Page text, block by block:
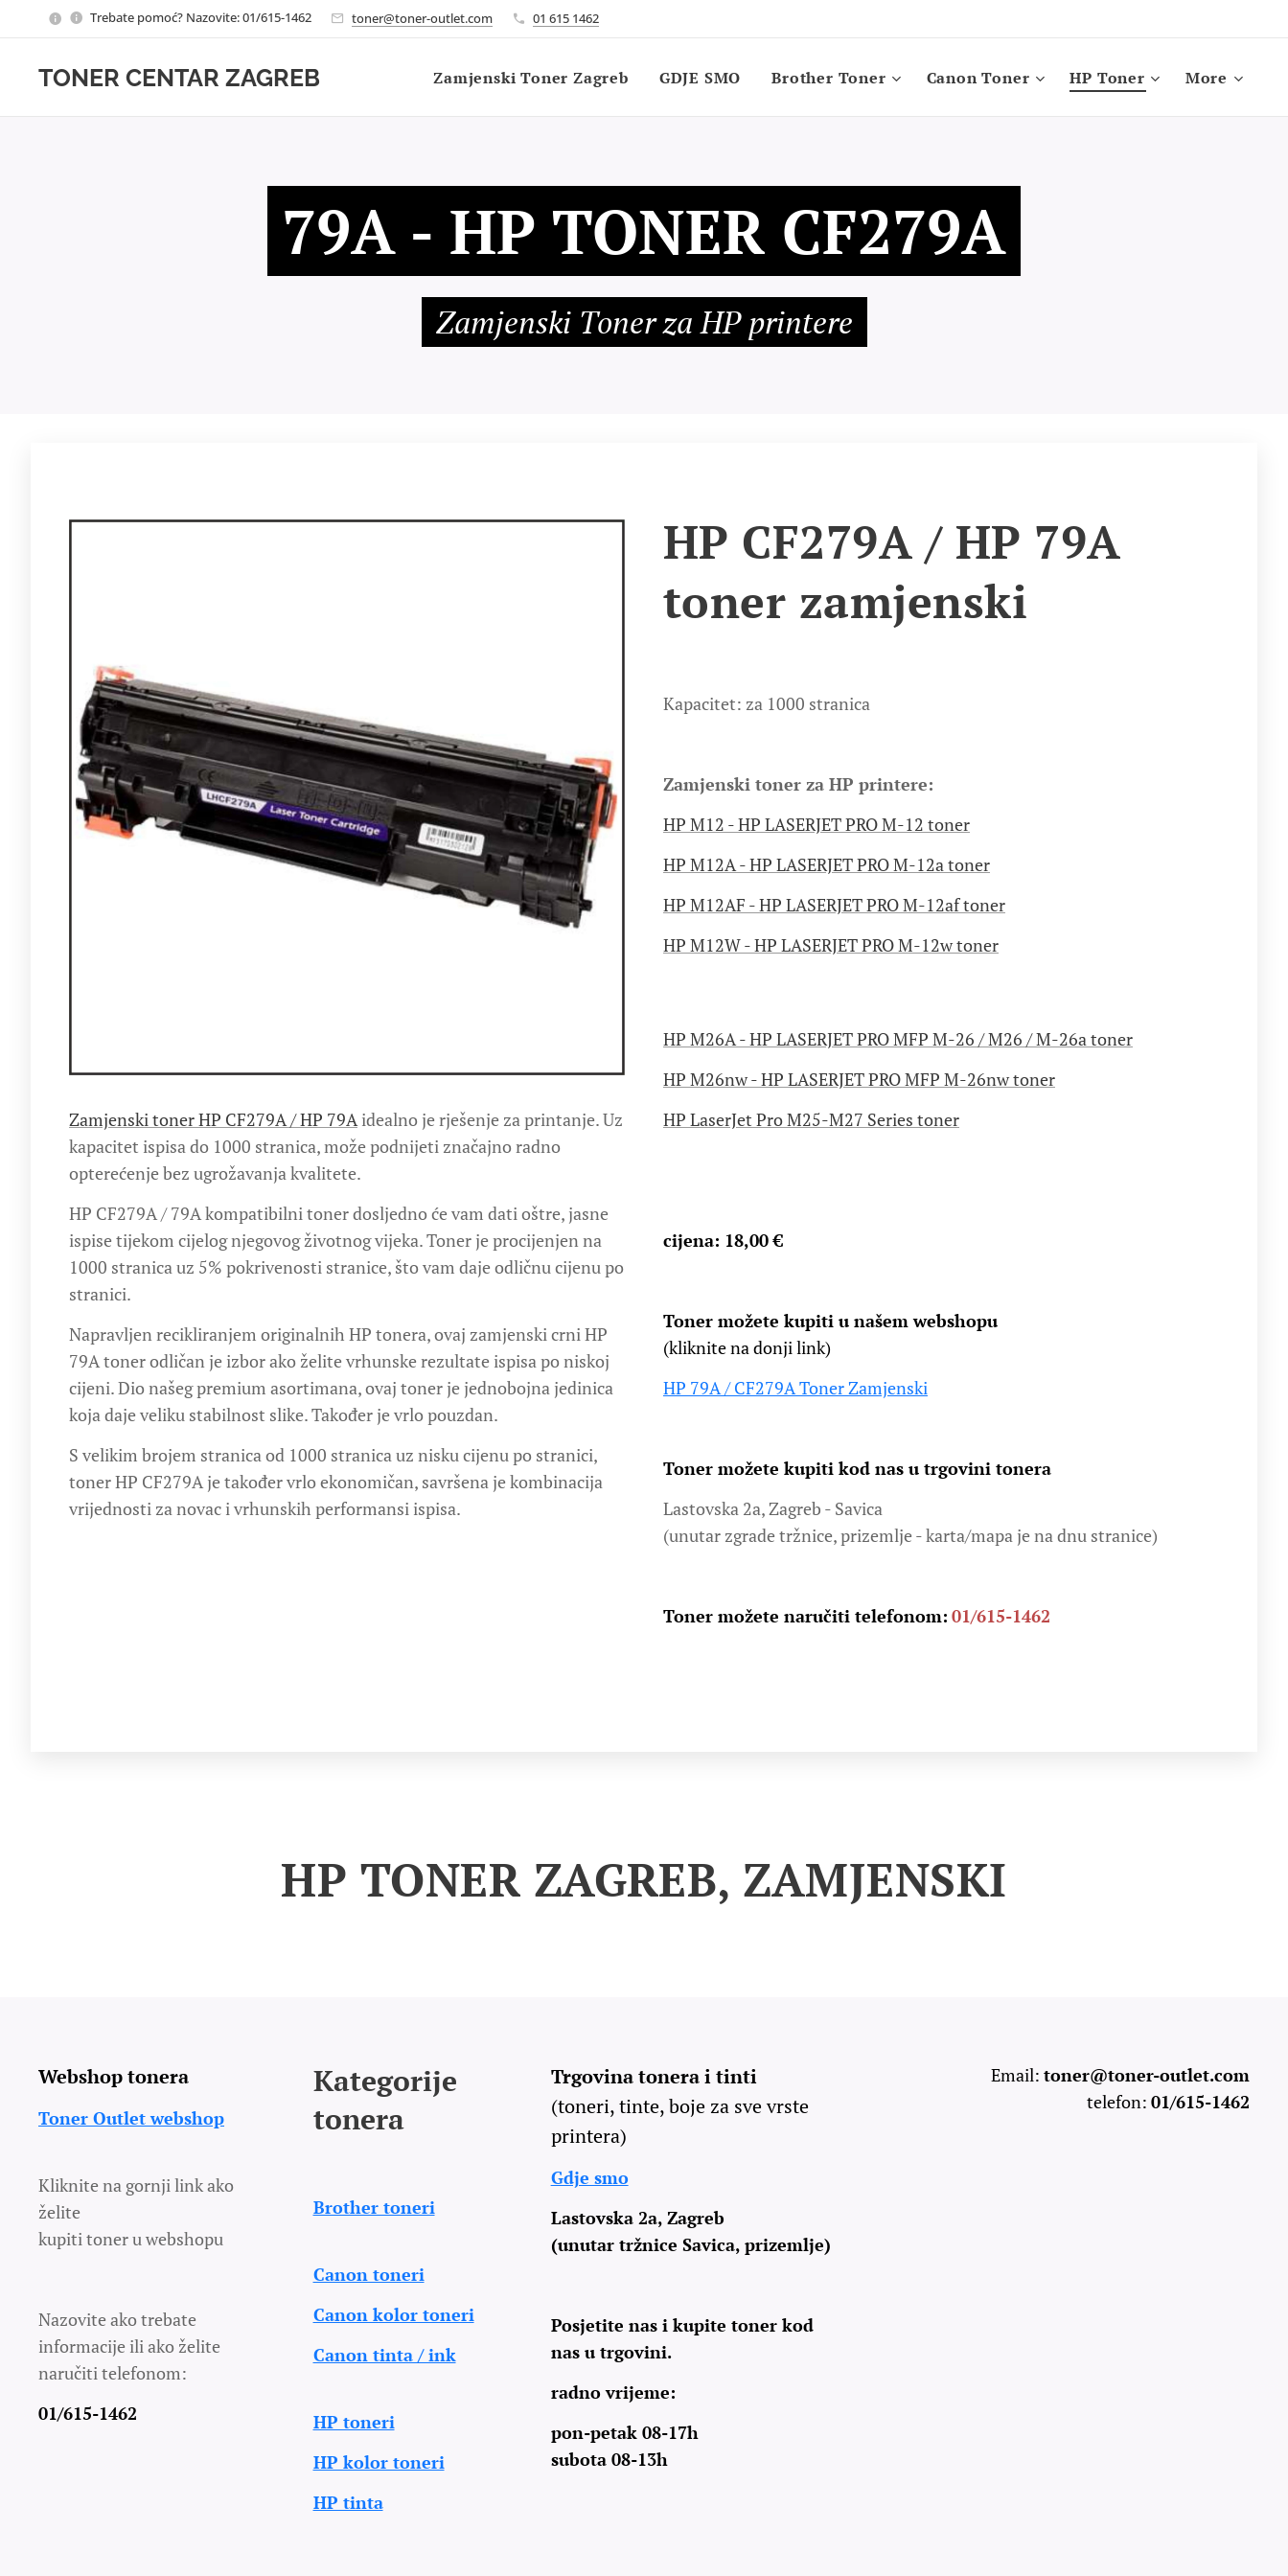
Trebate pomoć? Nazovite: 01/615-1462 toner@toner-outlet.com 01 615 1462
TONER CENTAR ZAGREB Zamjenski Toner Zagreb GDJE SMO Brother Toner Canon Toner HP Toner More
79A - HP TONER CF279A
Zamjenski Toner za HP printere
Zamjenski toner HP CF279A / HP 79Aidealno je rješenje za printanje. Uz
kapacitet ispisa do 1000 stranica, može podnijeti značajno radno
opterećenje bez ugrožavanja kvalitete.
HP CF279A / 79A kompatibilni toner dosljedno će vam dati oštre, jasne
ispise tijekom cijelog njegovog životnog vijeka. Toner je procijenjen na
1000 stranica uz 5% pokrivenosti stranice, što vam daje odličnu cijenu po
stranici.
Napravljen recikliranjem originalnih HP tonera, ovaj zamjenski crni HP
79A toner odličan je izbor ako želite vrhunske rezultate ispisa po niskoj
cijeni. Dio našeg premium asortimana, ovaj toner je jednobojna jedinica
koja daje veliku stabilnost slike. Također je vrlo pouzdan.
S velikim brojem stranica od 1000 stranica uz nisku cijenu po stranici,
toner HP CF279A je također vrlo ekonomičan, savršena je kombinacija
vrijednosti za novac i vrhunskih performansi ispisa.
HP CF279A / HP 79A
toner zamjenski
Kapacitet: za 1000 stranica
Zamjenski toner za HP printere:
HP M12 - HP LASERJET PRO M-12 toner
HP M12A - HP LASERJET PRO M-12a toner
HP M12AF - HP LASERJET PRO M-12af toner
HP M12W - HP LASERJET PRO M-12w toner
HP M26A - HP LASERJET PRO MFP M-26 / M26 / M-26a toner
HP M26nw - HP LASERJET PRO MFP M-26nw toner
HP LaserJet Pro M25-M27 Series toner
cijena: 18,00 €
Toner možete kupiti u našem webshopu
(kliknite na donji link)
HP 79A / CF279A Toner Zamjenski
Toner možete kupiti kod nas u trgovini tonera
Lastovska 2a, Zagreb - Savica
(unutar zgrade tržnice, prizemlje - karta/mapa je na dnu stranice)
Toner možete naručiti telefonom: 01/615-1462
HP TONER ZAGREB, ZAMJENSKI
Webshop tonera
Toner Outlet webshop
Kliknite na gornji link ako
želite
kupiti toner u webshopu
Nazovite ako trebate
informacije ili ako želite
naručiti telefonom:
01/615-1462
Kategorije
tonera
Brother toneri
Canon toneri
Canon kolor toneri
Canon tinta / ink
HP toneri
HP kolor toneri
HP tinta
Trgovina tonera i tinti
(toneri, tinte, boje za sve vrste
printera)
Gdje smo
Lastovska 2a, Zagreb
(unutar tržnice Savica, prizemlje)
Posjetite nas i kupite toner kod
nas u trgovini.
radno vrijeme:
pon-petak 08-17h
subota 08-13h
Email: toner@toner-outlet.com
telefon: 01/615-1462